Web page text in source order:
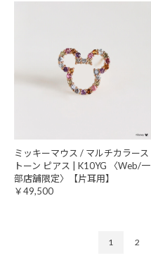
ミッキーマウス / マルチカラース
トーン ピアス | K10YG 〈Web/一
部店舗限定〉【片耳用】
￥49,500
1 2